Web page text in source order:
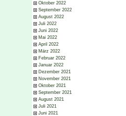
Oktober 2022
September 2022
August 2022
Juli 2022
Juni 2022
Mai 2022
April 2022
März 2022
Februar 2022
Januar 2022
Dezember 2021
November 2021
Oktober 2021
September 2021
August 2021
Juli 2021
Juni 2021